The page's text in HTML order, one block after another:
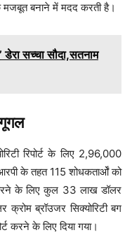
मजबूत बनाने में मदद करती है।
डेरा सच्चा सौदा,सतनाम
रिपोर्ट के लिए 2,96,000
के तहत 115 शोधकतार्ओं को
करने के लिए कुल 33 लाख डॉलर
ब्रॉउजर सिक्योरिटी बग
करने के लिए दिया गया।